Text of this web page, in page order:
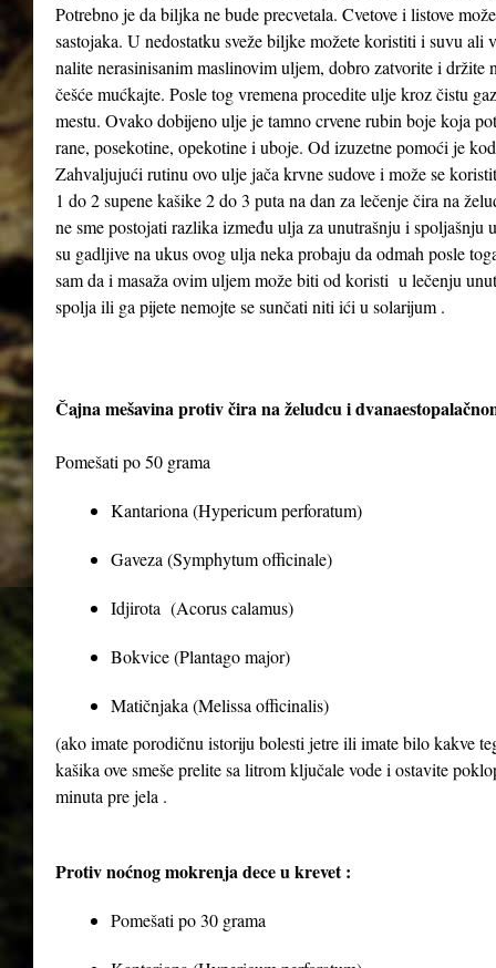
Potrebno je da biljka ne bude precvetala. Cvetove i listove
sastojaka. U nedostatku sveže biljke možete koristiti i suvu
nalite nerasinisanim maslinovim uljem, dobro zatvorite i držite
češće mućkajte. Posle tog vremena procedite ulje kroz čistu
mestu. Ovako dobijeno ulje je tamno crvene rubin boje koja
rane, posekotine, opekotine i uboje. Od izuzetne pomoći je
Zahvaljujući rutinu ovo ulje jača krvne sudove i može se
1 do 2 supene kašike 2 do 3 puta na dan za lečenje čira na
ne sme postojati razlika između ulja za unutrašnju i spoljašnju
su gadljive na ukus ovog ulja neka probaju da odmah posle
sam da i masaža ovim uljem može biti od koristi u lečenju
spolja ili ga pijete nemojte se sunčati niti ići u solarijum .
Čajna mešavina protiv čira na želudcu i
Pomešati po 50 grama
Kantariona (Hypericum perforatum)
Gaveza (Symphytum officinale)
Idjirota (Acorus calamus)
Bokvice (Plantago major)
Matičnjaka (Melissa officinalis)
(ako imate porodičnu istoriju bolesti jetre ili imate bilo kakve
kašika ove smeše prelite sa litrom ključale vode i ostavite
minuta pre jela .
Protiv noćnog mokrenja dece u krevet :
Pomešati po 30 grama